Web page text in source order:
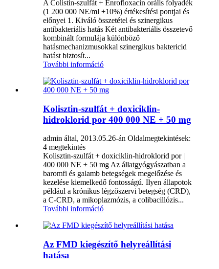
A Colistin-szulfát + Enrofloxacin orális folyadék
(1 200 000 NE/ml +10%) értékesítési pontjai és
előnyei 1. Kiváló összetétel és szinergikus
antibakteriális hatás Két antibakteriális összetevő
kombinált formulája különböző
hatásmechanizmusokkal szinergikus baktericid
hatást biztosít...
További információ
Kolisztin-szulfát + doxiciklin-
hidroklorid por 400 000 NE + 50 mg
admin által, 2013.05.26-án Oldalmegtekintések:
4 megtekintés
Kolisztin-szulfát + doxiciklin-hidroklorid por |
400 000 NE + 50 mg Az állatgyógyászatban a
baromfi és galamb betegségek megelőzése és
kezelése kiemelkedő fontosságú. Ilyen állapotok
például a krónikus légzőszervi betegség (CRD),
a C-CRD, a mikoplazmózis, a colibacillózis...
További információ
Az FMD kiegészítő helyreállítási
hatása